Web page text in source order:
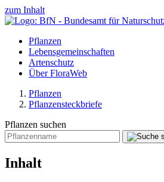
zum Inhalt
Pflanzen
Lebensgemeinschaften
Artenschutz
Über FloraWeb
Pflanzen
Pflanzensteckbriefe
Pflanzen suchen
Inhalt